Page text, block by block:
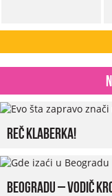
reč klaberka!
Beogradu – vodič